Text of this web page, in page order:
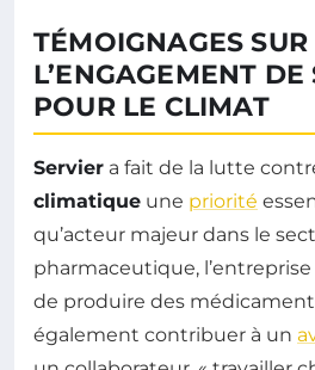
TÉMOIGNAGES SUR
L’ENGAGEMENT DE
POUR LE CLIMAT
Servier a fait de la lutte
climatique une priorité
qu’acteur majeur dans le
pharmaceutique,
de produire des
également contribuer à un